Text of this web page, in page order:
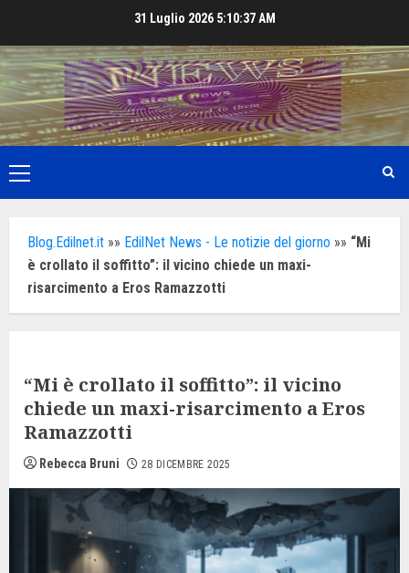
content
31 Luglio 2026 5:10:39 AM
Primary
Menu
Blog.Edilnet.it »» EdilNet News - Le notizie del giorno »» “Mi
è crollato il soffitto”: il vicino chiede un maxi-
risarcimento a Eros Ramazzotti
“Mi è crollato il soffitto”: il vicino
chiede un maxi-risarcimento a Eros
Ramazzotti
Rebecca Bruni 28 DICEMBRE 2025